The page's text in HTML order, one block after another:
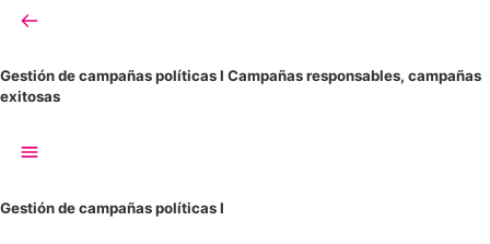
Gestión de campañas políticas I Campañas responsables, campañas
exitosas
Gestión de campañas políticas I